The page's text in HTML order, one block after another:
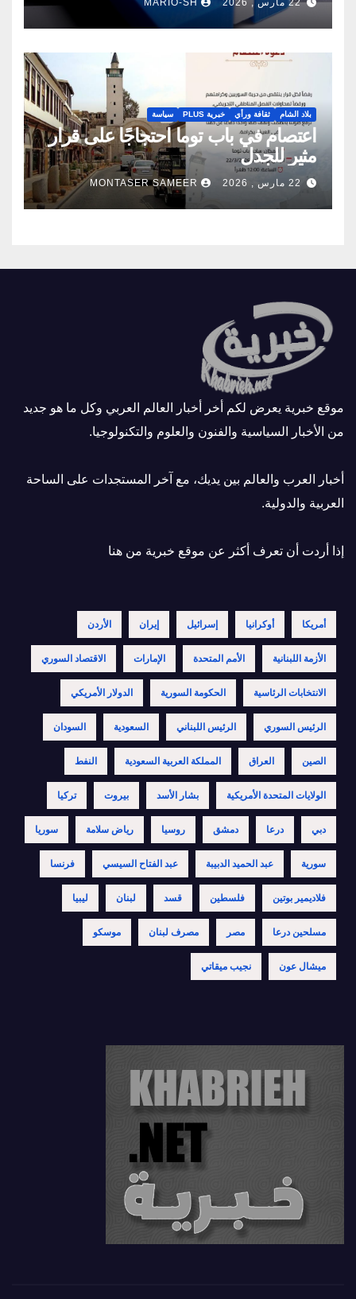
22 مارس , 2026 MARIO-SH
بلاد الشام ثقافة ورأي خبرية PLUS سياسة
اعتصام في باب توما احتجاجًا على قرار
مثير للجدل
22 مارس , 2026 MONTASER SAMEER
موقع خبرية يعرض لكم أخر أخبار العالم العربي وكل ما هو جديد
من الأخبار السياسية والفنون والعلوم والتكنولوجيا.
أخبار العرب والعالم بين يديك، مع آخر المستجدات على الساحة
العربية والدولية.
إذا أردت أن تعرف أكثر عن موقع خبرية من هنا
أمريكا أوكرانيا إسرائيل إيران الأردن
الأزمة اللبنانية الأمم المتحدة الإمارات الاقتصاد السوري
الانتخابات الرئاسية الحكومة السورية الدولار الأمريكي
الرئيس السوري الرئيس اللبناني السعودية السودان
الصين العراق المملكة العربية السعودية النفط
الولايات المتحدة الأمريكية بشار الأسد بيروت تركيا
دبي درعا دمشق روسيا رياض سلامة سوريا
سورية عبد الحميد الدبيبة عبد الفتاح السيسي فرنسا
فلاديمير بوتين فلسطين قسد لبنان ليبيا
مسلحين درعا مصر مصرف لبنان موسكو
ميشال عون نجيب ميقاتي